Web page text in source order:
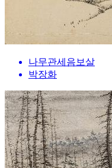
나무관세음보살
박장화